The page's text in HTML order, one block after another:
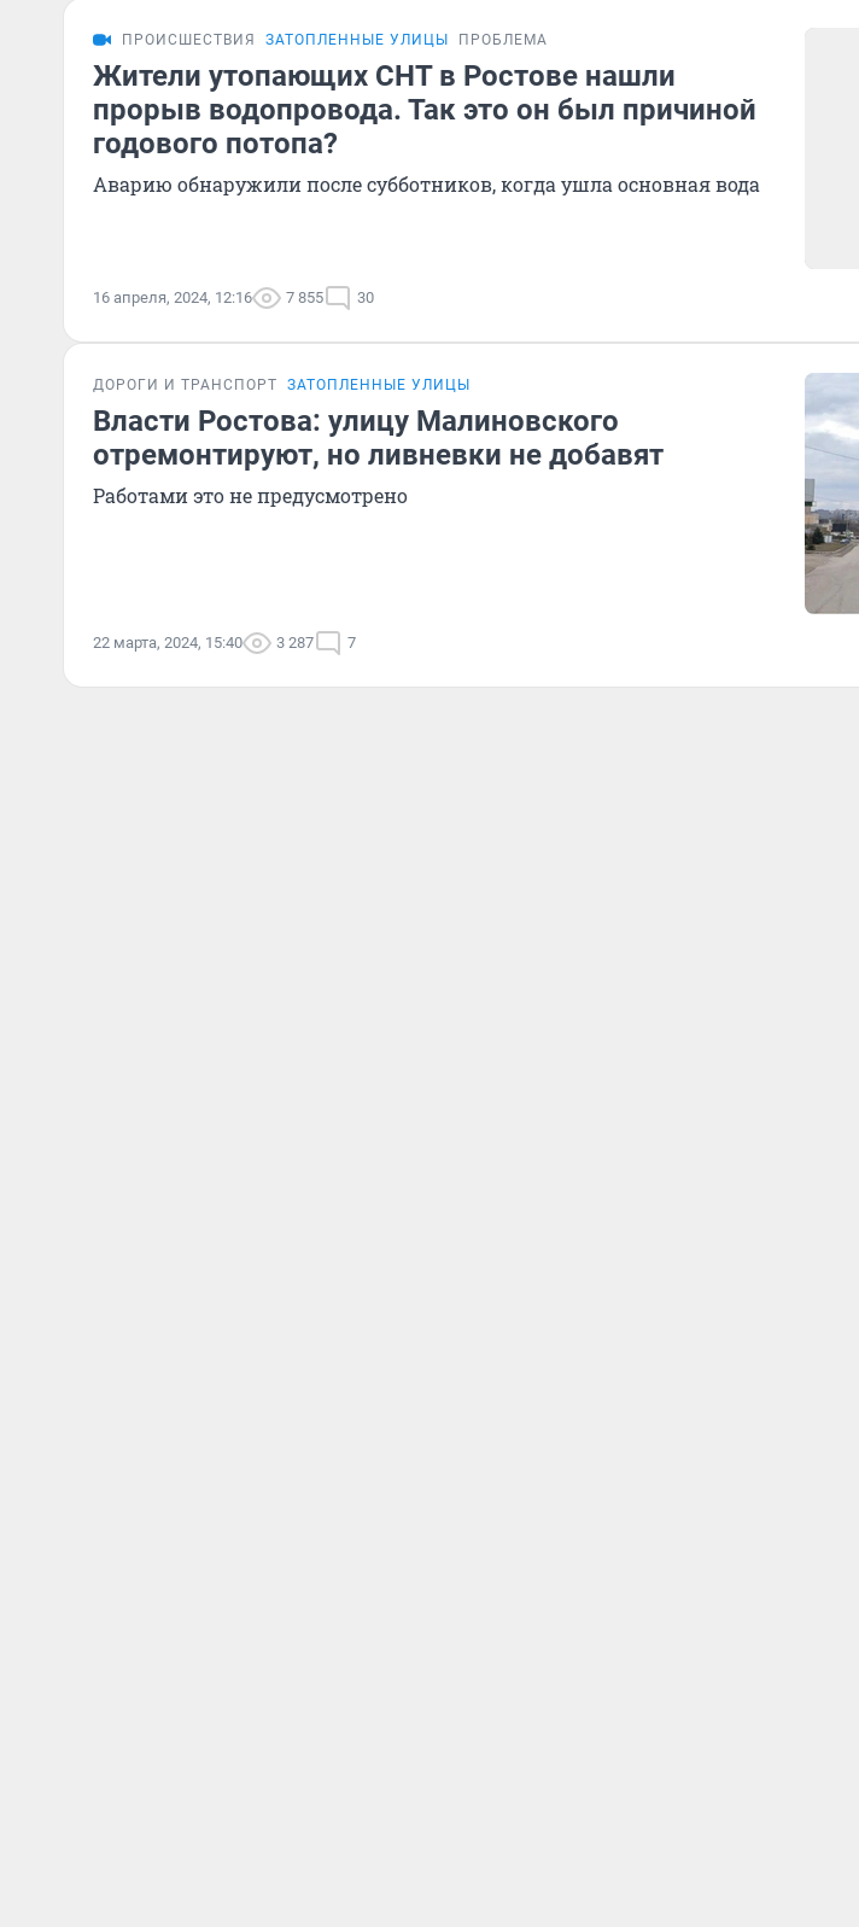
ПРОИСШЕСТВИЯ ЗАТОПЛЕННЫЕ УЛИЦЫ ПРОБЛЕМА
Жители утопающих СНТ в Ростове нашли
прорыв водопровода. Так это он был причиной
годового потопа?
Аварию обнаружили после субботников, когда ушла основная вода
16 апреля, 2024, 12:16 7 855 30
ДОРОГИ И ТРАНСПОРТ ЗАТОПЛЕННЫЕ УЛИЦЫ
Власти Ростова: улицу Малиновского
отремонтируют, но ливневки не добавят
Работами это не предусмотрено
22 марта, 2024, 15:40 3 287 7